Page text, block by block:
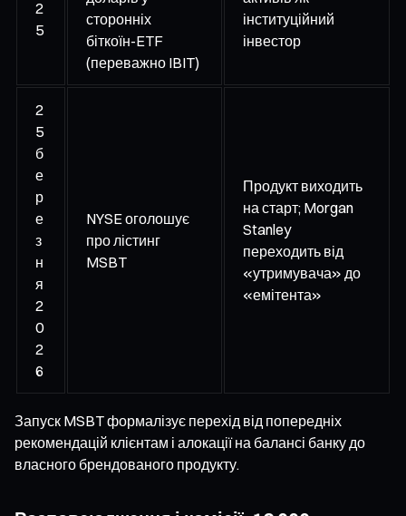
2
5
сторонніх
біткоїн-ETF
(переважно IBIT)
інституційний
інвестор
2
5
б
е
р
е
з
н
я
2
0
2
6
NYSE оголошує
про лістинг
MSBT
Продукт виходить
на старт; Morgan
Stanley
переходить від
«утримувача» до
«емітента»
Запуск MSBT формалізує перехід від попередніх
рекомендацій клієнтам і алокації на балансі банку до
власного брендованого продукту.